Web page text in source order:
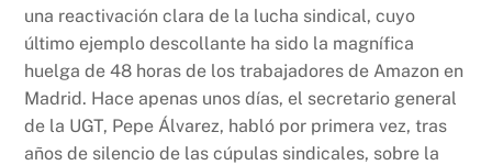
una reactivación clara de la lucha sindical, cuyo
último ejemplo descollante ha sido la magnífica
huelga de 48 horas de los trabajadores de Amazon en
Madrid. Hace apenas unos días, el secretario general
de la UGT, Pepe Álvarez, habló por primera vez, tras
años de silencio de las cúpulas sindicales, sobre la